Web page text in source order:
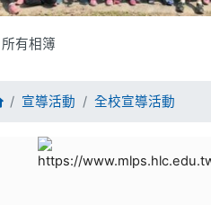
所有相簿
回首頁宣導活動 全校宣導活動